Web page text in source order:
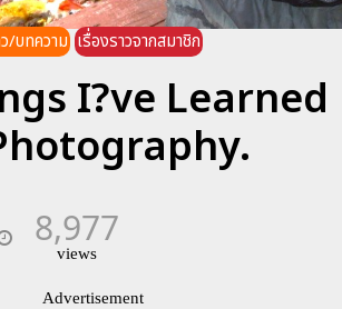
/บทความ เรื่องราวจากสมาชิก
I?ve Learned
8,977
views
Advertisement